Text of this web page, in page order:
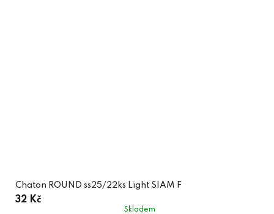
Chaton ROUND ss25/22ks Light SIAM F
32 Kč
Skladem